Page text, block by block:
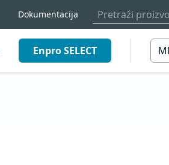
Dokumentacija
Enpro SELECT